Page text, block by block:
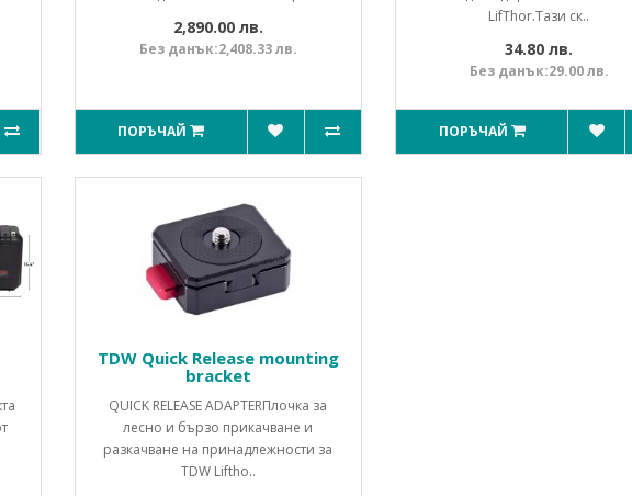
2,890.00 лв.
Без данък:2,408.33 лв.
ПОРЪЧАЙ
LifThor.Тази ск..
34.80 лв.
Без данък:29.00 лв.
ПОРЪЧАЙ
TDW Quick Release mounting
bracket
QUICK RELEASE ADAPTERПлочка за
лесно и бързо прикачване и
разкачване на принадлежности за
TDW Liftho..